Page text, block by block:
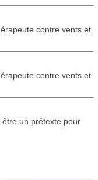
contre vents et
contre vents et
un prétexte pour